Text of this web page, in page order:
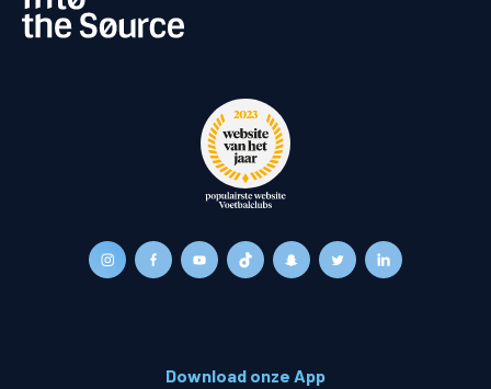
Download onze App